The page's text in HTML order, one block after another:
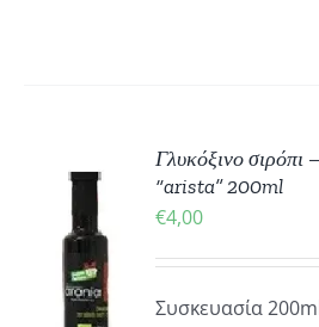
Γλυκόξινο
“arista” 200ml
€4,00
Συσκευασία